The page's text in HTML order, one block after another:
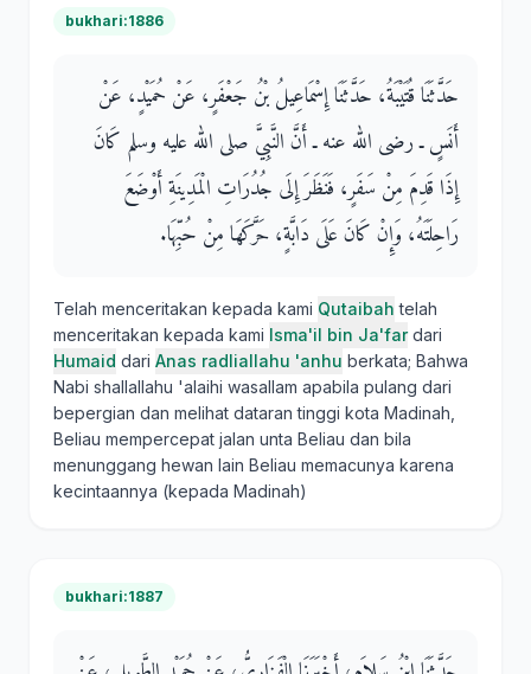
bukhari:1886
حَدَّثَنَا قُتَيْبَةُ، حَدَّثَنَا إِسْمَاعِيلُ بْنُ جَعْفَرٍ، عَنْ حُمَيْدٍ، عَنْ
أَنَسٍ ـ رضى الله عنه ـ أَنَّ النَّبِيَّ صلى الله عليه وسلم كَانَ
إِذَا قَدِمَ مِنْ سَفَرٍ، فَنَظَرَ إِلَى جُدُرَاتِ الْمَدِينَةِ أَوْضَعَ
رَاحِلَتَهُ، وَإِنْ كَانَ عَلَى دَابَّةٍ، حَرَّكَهَا مِنْ حُبِّهَا‏.‏
Telah menceritakan kepada kami Qutaibah telah
menceritakan kepada kami Isma'il bin Ja'fardari
Humaid dari Anas radliallahu 'anhu berkata; Bahwa
Nabi shallallahu 'alaihi wasallam apabila pulang dari
bepergian dan melihat dataran tinggi kota Madinah,
Beliau mempercepat jalan unta Beliau dan bila
menunggang hewan lain Beliau memacunya karena
kecintaannya (kepada Madinah)
bukhari:1887